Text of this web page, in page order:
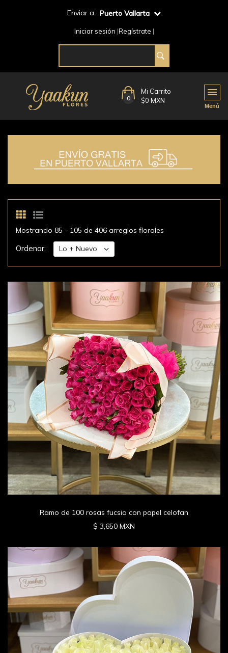
Enviar a: Puerto Vallarta
Iniciar sesión Regístrate
0
Mi Carrito
$0 MXN
Mostrando 85 - 105 de 406 arreglos florales
Ordenar:
Ramo de 100 rosas fucsia con papel celofan
$ 3,650 MXN